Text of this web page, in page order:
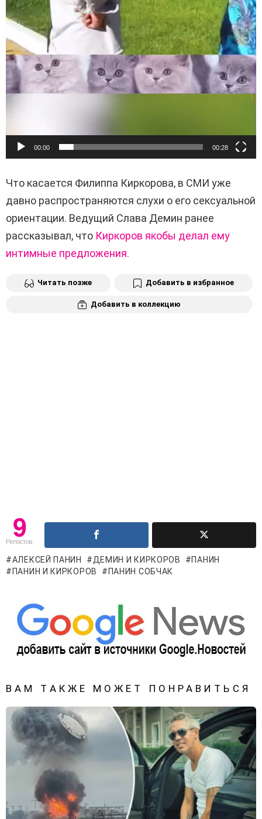
00:00 00:28
Что касается Филиппа Киркорова, в СМИ уже
давно распространяются слухи о его сексуальной
ориентации. Ведущий Слава Демин ранее
рассказывал, что Киркоров якобы делал ему
интимные предложения.
Читать позже Добавить в избранное
Добавить в коллекцию
9
Репостов
АЛЕКСЕЙ ПАНИН ДЕМИН И КИРКОРОВ
ПАНИН
ПАНИН И КИРКОРОВ
ПАНИН СОБЧАК
ВАМ ТАКЖЕ МОЖЕТ ПОНРАВИТЬСЯ